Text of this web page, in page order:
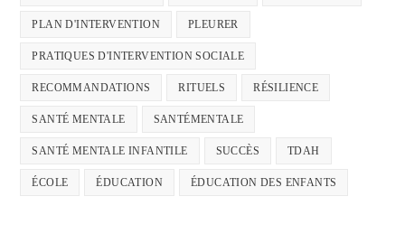
PLAN D'INTERVENTION PLEURER
PRATIQUES D'INTERVENTION SOCIALE
RECOMMANDATIONS RITUELS RÉSILIENCE
SANTÉ MENTALE SANTÉMENTALE
SANTÉ MENTALE INFANTILE SUCCÈS TDAH
ÉCOLE ÉDUCATION ÉDUCATION DES ENFANTS